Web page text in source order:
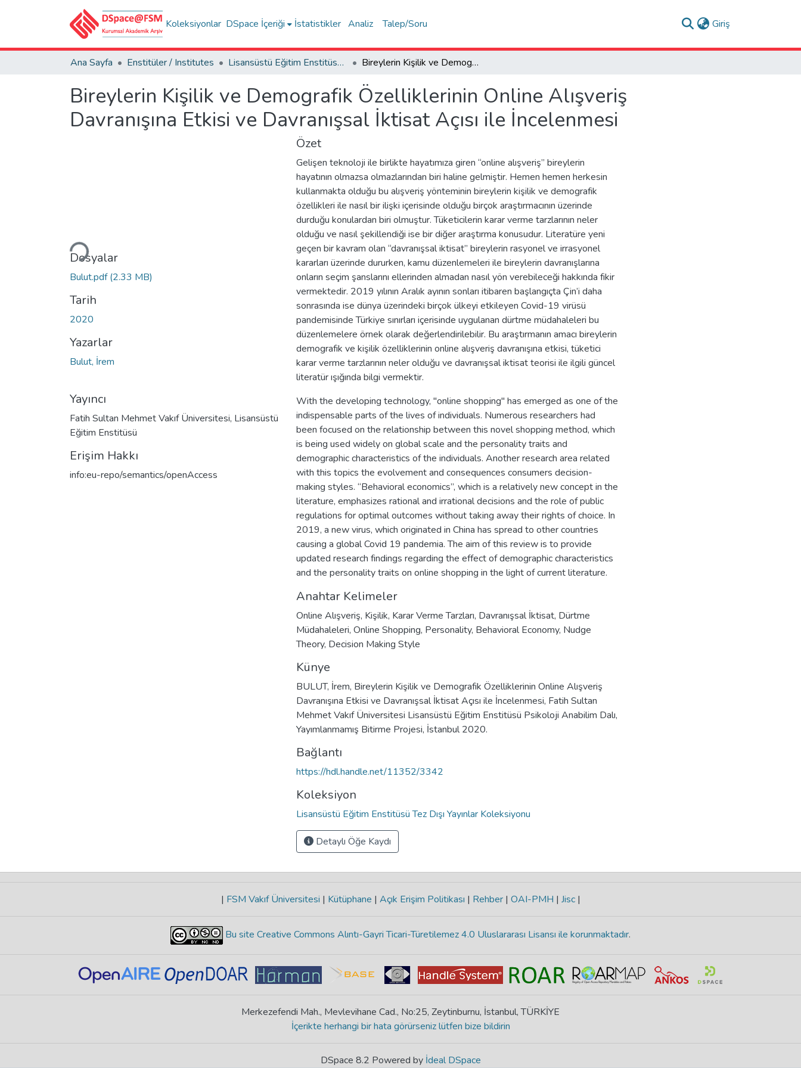
Koleksiyonlar DSpace İçeriği İstatistikler Analiz Talep/Soru Giriş
Ana Sayfa Enstitüler / Institutes Lisansüstü Eğitim Enstitüsü Tez Dışı Yayınlar Koleksiyonu Bireylerin Kişilik ve Demografik Özelliklerinin Online Alışveriş Davranışına Etkisi ve Davranışsal İktisat Açısı ile İncelenmesi
Bireylerin Kişilik ve Demografik Özelliklerinin Online Alışveriş
Davranışına Etkisi ve Davranışsal İktisat Açısı ile İncelenmesi
Yükleniyor...
Dosyalar
Bulut.pdf(2.33 MB)
Tarih
2020
Yazarlar
Bulut, İrem
Yayıncı
Fatih Sultan Mehmet Vakıf Üniversitesi, Lisansüstü
Eğitim Enstitüsü
Erişim Hakkı
info:eu-repo/semantics/openAccess
Özet
Gelişen teknoloji ile birlikte hayatımıza giren “online alışveriş” bireylerin
hayatının olmazsa olmazlarından biri haline gelmiştir. Hemen hemen herkesin
kullanmakta olduğu bu alışveriş yönteminin bireylerin kişilik ve demografik
özellikleri ile nasıl bir ilişki içerisinde olduğu birçok araştırmacının üzerinde
durduğu konulardan biri olmuştur. Tüketicilerin karar verme tarzlarının neler
olduğu ve nasıl şekillendiği ise bir diğer araştırma konusudur. Literatüre yeni
geçen bir kavram olan “davranışsal iktisat” bireylerin rasyonel ve irrasyonel
kararları üzerinde dururken, kamu düzenlemeleri ile bireylerin davranışlarına
onların seçim şanslarını ellerinden almadan nasıl yön verebileceği hakkında fikir
vermektedir. 2019 yılının Aralık ayının sonları itibaren başlangıçta Çin’i daha
sonrasında ise dünya üzerindeki birçok ülkeyi etkileyen Covid-19 virüsü
pandemisinde Türkiye sınırları içerisinde uygulanan dürtme müdahaleleri bu
düzenlemelere örnek olarak değerlendirilebilir. Bu araştırmanın amacı bireylerin
demografik ve kişilik özelliklerinin online alışveriş davranışına etkisi, tüketici
karar verme tarzlarının neler olduğu ve davranışsal iktisat teorisi ile ilgili güncel
literatür ışığında bilgi vermektir.
With the developing technology, "online shopping" has emerged as one of the
indispensable parts of the lives of individuals. Numerous researchers had
been focused on the relationship between this novel shopping method, which
is being used widely on global scale and the personality traits and
demographic characteristics of the individuals. Another research area related
with this topics the evolvement and consequences consumers decision-
making styles. “Behavioral economics”, which is a relatively new concept in the
literature, emphasizes rational and irrational decisions and the role of public
regulations for optimal outcomes without taking away their rights of choice. In
2019, a new virus, which originated in China has spread to other countries
causing a global Covid 19 pandemia. The aim of this review is to provide
updated research findings regarding the effect of demographic characteristics
and the personality traits on online shopping in the light of current literature.
Anahtar Kelimeler
Online Alışveriş, Kişilik, Karar Verme Tarzları, Davranışsal İktisat, Dürtme
Müdahaleleri, Online Shopping, Personality, Behavioral Economy, Nudge
Theory, Decision Making Style
Künye
BULUT, İrem, Bireylerin Kişilik ve Demografik Özelliklerinin Online Alışveriş
Davranışına Etkisi ve Davranışsal İktisat Açısı ile İncelenmesi, Fatih Sultan
Mehmet Vakıf Üniversitesi Lisansüstü Eğitim Enstitüsü Psikoloji Anabilim Dalı,
Yayımlanmamış Bitirme Projesi, İstanbul 2020.
Bağlantı
https://hdl.handle.net/11352/3342
Koleksiyon
Lisansüstü Eğitim Enstitüsü Tez Dışı Yayınlar Koleksiyonu
Detaylı Öğe Kaydı
| FSM Vakıf Üniversitesi | Kütüphane | Açık Erişim Politikası | Rehber | OAI-PMH | Jisc |
Bu site Creative Commons Alıntı-Gayri Ticari-Türetilemez 4.0 Uluslararası Lisansı ile korunmaktadır.
Merkezefendi Mah., Mevlevihane Cad., No:25, Zeytinburnu, İstanbul, TÜRKİYE
İçerikte herhangi bir hata görürseniz lütfen bize bildirin
DSpace 8.2 Powered by İdeal DSpace